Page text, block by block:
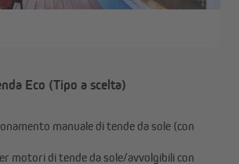
Eco (Tipo a scelta)
manuale di tende da sole (con
motori di tende da sole/avvolgibili con